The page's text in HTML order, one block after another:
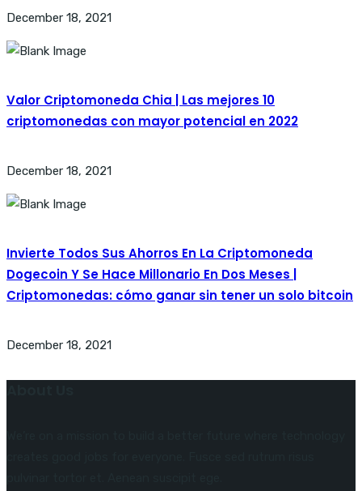
December 18, 2021
Valor Criptomoneda Chia | Las mejores 10
criptomonedas con mayor potencial en 2022
December 18, 2021
Invierte Todos Sus Ahorros En La Criptomoneda
Dogecoin Y Se Hace Millonario En Dos Meses |
Criptomonedas: cómo ganar sin tener un solo bitcoin
December 18, 2021